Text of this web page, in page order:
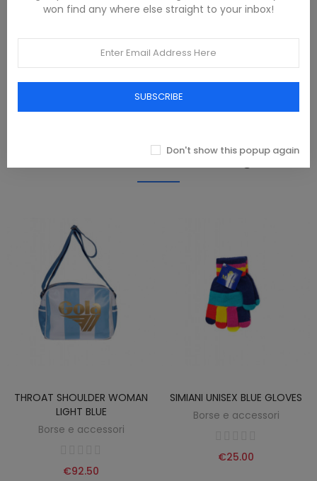
PRODUCT DETAILS
Produits dans la même catégorie
THROAT SHOULDER WOMAN
LIGHT BLUE
Borse e accessori
€92.50
SIMIANI UNISEX BLUE GLOVES
Borse e accessori
€25.00
won find any where else straight to your inbox!
SUBSCRIBE
Don't show this popup again